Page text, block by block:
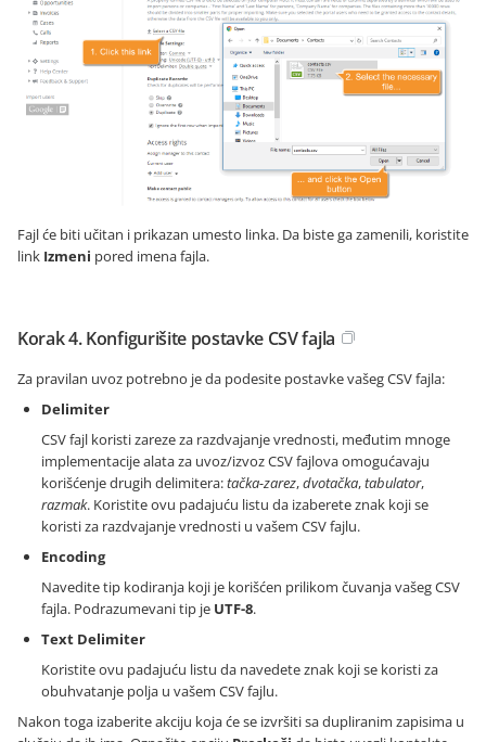
Fajl će biti učitan i prikazan umesto linka. Da biste ga zamenili, koristite
link Izmeni pored imena fajla.
Korak 4. Konfigurišite postavke CSV fajla
Za pravilan uvoz potrebno je da podesite postavke vašeg CSV fajla:
Delimiter
CSV fajl koristi zareze za razdvajanje vrednosti, međutim mnoge
implementacije alata za uvoz/izvoz CSV fajlova omogućavaju
korišćenje drugih delimitera:tačka-zarez,dvotačka,tabulator,
razmak. Koristite ovu padajuću listu da izaberete znak koji se
koristi za razdvajanje vrednosti u vašem CSV fajlu.
Encoding
Navedite tip kodiranja koji je korišćen prilikom čuvanja vašeg CSV
fajla. Podrazumevani tip je UTF-8.
Text Delimiter
Koristite ovu padajuću listu da navedete znak koji se koristi za
obuhvatanje polja u vašem CSV fajlu.
Nakon toga izaberite akciju koja će se izvršiti sa dupliranim zapisima u